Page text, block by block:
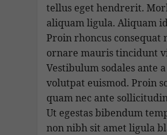
tellus eget hendrerit.
aliquam ligula. Aliquam
Proin rhoncus consequat
ornare mauris tincidunt
Vestibulum sodales ante
volutpat euismod. Proin
quam nec ante
Ut egestas bibendum
non nibh sit amet ligula